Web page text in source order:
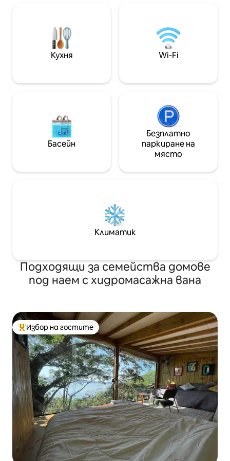
двойки и любители на природата,
търсещи спокойствие и простота.
15/20 минути с
Жоакина/
Кухня Wi-Fi
Басейн
Безплатно
паркиране на
място
Климатик
Подходящи за семейства домове
под наем с хидромасажна вана
Най-популярен избор на гостите
Избор на гостите